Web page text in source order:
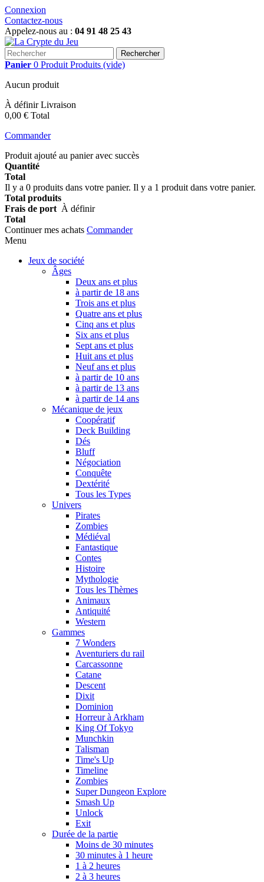
Connexion
Contactez-nous
Appelez-nous au : 04 91 48 25 43
Rechercher
Panier 0 Produit Produits (vide)
Aucun produit
À définirLivraison
0,00 € Total
Commander
Produit ajouté au panier avec succès
Quantité
Total
Il y a 0 produits dans votre panier. Il y a 1 produit dans votre panier.
Total produits
Frais de port À définir
Total
Continuer mes achats Commander
Menu
Jeux de société
Âges
Deux ans et plus
à partir de 18 ans
Trois ans et plus
Quatre ans et plus
Cinq ans et plus
Six ans et plus
Sept ans et plus
Huit ans et plus
Neuf ans et plus
à partir de 10 ans
à partir de 13 ans
à partir de 14 ans
Mécanique de jeux
Coopératif
Deck Building
Dés
Bluff
Négociation
Conquête
Dextérité
Tous les Types
Univers
Pirates
Zombies
Médiéval
Fantastique
Contes
Histoire
Mythologie
Tous les Thèmes
Animaux
Antiquité
Western
Gammes
7 Wonders
Aventuriers du rail
Carcassonne
Catane
Descent
Dixit
Dominion
Horreur à Arkham
King Of Tokyo
Munchkin
Talisman
Time's Up
Timeline
Zombies
Super Dungeon Explore
Smash Up
Unlock
Exit
Durée de la partie
Moins de 30 minutes
30 minutes à 1 heure
1 à 2 heures
2 à 3 heures